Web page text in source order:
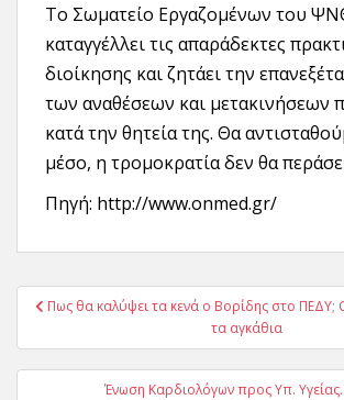
Το Σωματείο Εργαζομένων του
καταγγέλλει τις απαράδεκτες
διοίκησης και ζητάει την
των αναθέσεων και μετακινήσεων
κατά την θητεία της. Θα
μέσο, η τρομοκρατία δεν θα
Πηγή: http://www.onmed.gr/
Πλοήγηση
Πως θα καλύψει τα κενά ο Βορίδης στο ΠΕΔΥ;
τα αγκάθια
Ένωση Καρδιολόγων προς Υπ.